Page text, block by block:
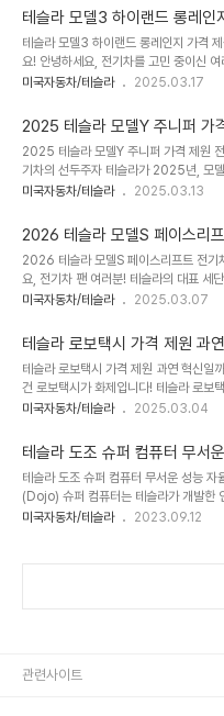
의 결정체5. 경..
지금, 모델X의 가격표와 특징을 살펴보며
의 동반자인지 알아보세요. 가격 정보는
하나씩 풀어보며 친구들과 공유하고 싶
목차1. 모델X 가격표와 함께 보는 모델X
는 디자인, 디자이너의 손길3. 모델X 제
인 선택을 위해6. 이..
테슬라 모델3 하이랜드 롱레인
번에 보세요!
테슬라 모델3 하이랜드 롱레인지 가격
요! 안녕하세요, 전기차를 고민 중이신
하이랜드와 롱레인지의 가격, 제원, 그리
비, 첨단 기술까지 속속들이 파헤쳐 보세
비교 표2. 테슬라 모델3 하이랜드, 가격
성은 어떨까요?4. 경쟁 모델과 비교 포
궁금증 풀어주는 Q&A 1. 경쟁 모델 제원
림, 만 원)주행거리 (복합, km)제로백 (
..
미국자동차/테슬라 2025.03.17
2025 테슬라 모델Y 주니퍼 가
어떤 변화가?
2025 테슬라 모델Y 주니퍼 가격 제원
기차의 선두주자 테슬라가 2025년, 모
받고 있습니다. 이번 모델은 디자인과 기
었는지, 제원은 어떤 변화를 가져왔는지
팬이라면 놓칠 수 없는 이 소식, 함께 살
새 방향, 어떤 모습일까?2. 2025 테슬
까?3. 제원 비교, 경쟁 모델과 차이점은
퍼 첨단기술과 특징, 유지비는?5. 2025
자..
미국자동차/테슬라 2025.03.13
2026 테슬라 모델S 페이스리
선일까!
2026 테슬라 모델S 페이스리프트 전기
요, 전기차 팬 여러분! 테슬라의 대표 세
모습으로 돌아온다는 소식 들어보셨나
요. 어떤 혁신이 우리를 기다릴지, 지금
을 끝까지 읽어보시면 전기차 트렌드와
하실 수 있을 거예요!📖 목차1. 2026년
요?2. 디자이너와 디자인 방향성, 누가
무엇이 다를까?4. 경쟁 모델과 제원 비교
야 할까?7. Q..
미국자동차/테슬라 2025.03.07
테슬라 로보택시 가격 제원 과
테슬라 로보택시 가격 제원 과연 혁신일
건 로보택시가 화제입니다! 테슬라 로보
치솟고 있는데, 과연 제원은 어떤 혁신을
글에서 테슬라 로보택시 가격과 제원의
차1. 테슬라 로보택시 가격, 현실 가능
어디까지 알아봤나?3. 출시 목표, 언제쯤
쟁 모델 비교표로 한눈에 보기5. 장단점,
슈, 논란의 중심에 선 로보택시7. 타깃 고
미국자동차/테슬라 2025.03.04
테슬라 도조 슈퍼 컴퓨터 무서
길까?
테슬라 도조 슈퍼 컴퓨터 무서운 성능 자
(Dojo) 슈퍼 컴퓨터는 테슬라가 개발한
랫폼입니다. 2021년 8월 테슬라의 AI 데
차에서 수집된 방대한 양의 데이터를 분
니다. 세계 슈퍼 컴..
미국자동차/테슬라 2023.09.12
관련사이트